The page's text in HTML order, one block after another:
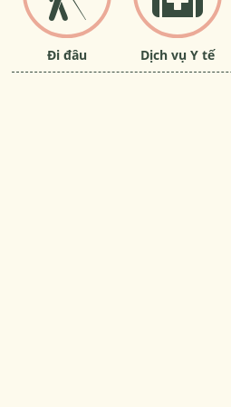
Đi đâu Dịch vụ Y tế